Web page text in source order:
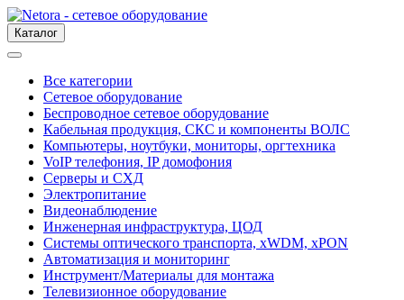
Каталог
Все категории
Сетевое оборудование
Беспроводное сетевое оборудование
Кабельная продукция, СКС и компоненты ВОЛС
Компьютеры, ноутбуки, мониторы, оргтехника
VoIP телефония, IP домофония
Серверы и СХД
Электропитание
Видеонаблюдение
Инженерная инфраструктура, ЦОД
Системы оптического транспорта, xWDM, xPON
Автоматизация и мониторинг
Инструмент/Материалы для монтажа
Телевизионное оборудование